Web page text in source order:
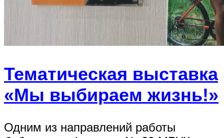
Тематическая выставка
«Мы выбираем жизнь!»
Одним из направлений работы